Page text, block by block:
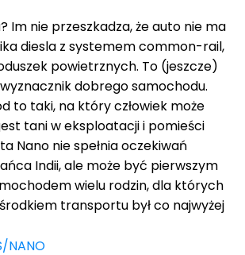
Im nie przeszkadza, że auto nie ma
diesla z systemem common-rail,
powietrznych. To (jeszcze)
dobrego samochodu.
to taki, na który człowiek może
tani w eksploatacji i pomieści
Nano nie spełnia oczekiwań
Indii, ale może być pierwszym
wielu rodzin, dla których
transportu był co najwyżej